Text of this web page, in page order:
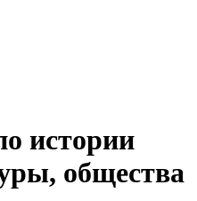
истории
общества